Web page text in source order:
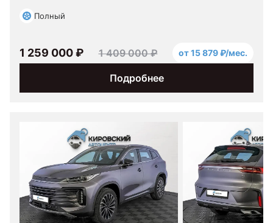
Полный
Подробнее
1 259 000 ₽ 1 409 000 ₽ от 15 879 ₽/мес.